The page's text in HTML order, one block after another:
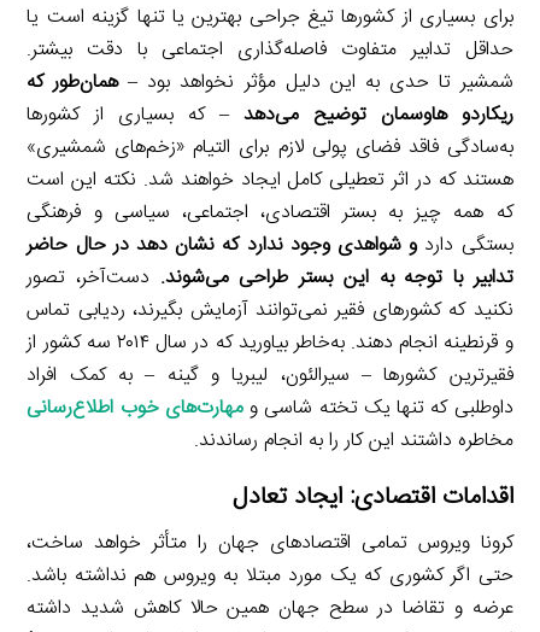
برای بسیاری از کشورها تیغ جراحی بهترین یا تنها گزینه است یا
حداقل تدابیر متفاوت فاصله‌گذاری اجتماعی با دقت بیشتر.
شمشیر تا حدی به این دلیل مؤثر نخواهد بود –همان‌طور که
ریکاردو هاوسمان توضیح می‌دهد – که بسیاری از کشورها
به‌سادگی فاقد فضای پولی لازم برای التیام «زخم‌های شمشیری»
هستند که در اثر تعطیلی کامل ایجاد خواهند شد. نکته این است
که همه چیز به بستر اقتصادی، اجتماعی، سیاسی و فرهنگی
بستگی داردو شواهدی وجود ندارد که نشان دهد در حال حاضر
تدابیر با توجه به این بستر طراحی می‌شوند. دست‌آخر، تصور
نکنید که کشورهای فقیر نمی‌توانند آزمایش بگیرند، ردیابی تماس
و قرنطینه انجام دهند. به‌خاطر بیاورید که در سال ۲۰۱۴ سه کشور از
فقیرترین کشورها – سیرالئون، لیبریا و گینه – به کمک افراد
داوطلبی که تنها یک تخته شاسی ومهارت‌های خوب اطلاع‌رسانی
مخاطره داشتند این کار را به انجام رساندند.
اقدامات اقتصادی: ایجاد تعادل
کرونا ویروس تمامی اقتصادهای جهان را متأثر خواهد ساخت،
حتی اگر کشوری که یک مورد مبتلا به ویروس هم نداشته باشد.
عرضه و تقاضا در سطح جهان همین حالا کاهش شدید داشته